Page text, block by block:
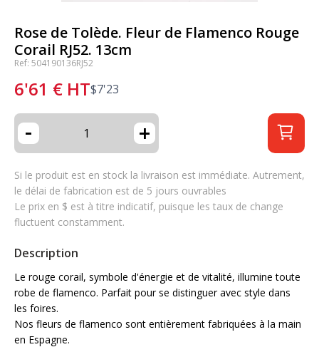
Rose de Tolède. Fleur de Flamenco Rouge
Corail RJ52. 13cm
Ref: 504190136RJ52
6'61 € HT$7'23
- +
Si le produit est en stock la livraison est immédiate. Autrement,
le délai de fabrication est de 5 jours ouvrables
Le prix en $ est à titre indicatif, puisque les taux de change
fluctuent constamment.
Description
Le rouge corail, symbole d'énergie et de vitalité, illumine toute
robe de flamenco. Parfait pour se distinguer avec style dans
les foires.
Nos fleurs de flamenco sont entièrement fabriquées à la main
en Espagne.